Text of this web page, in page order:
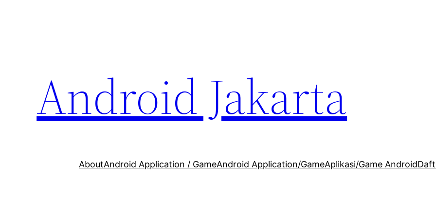
Android Jakarta
AboutAndroid Application / GameAndroid Application/GameAplikasi/Game Android